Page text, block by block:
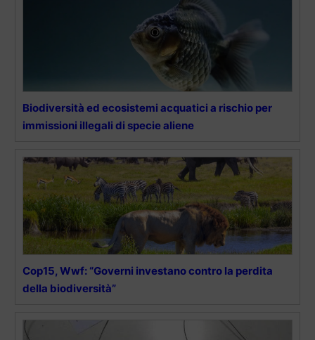
Biodiversità ed ecosistemi acquatici a rischio per
immissioni illegali di specie aliene
Cop15, Wwf: “Governi investano contro la perdita
della biodiversità”